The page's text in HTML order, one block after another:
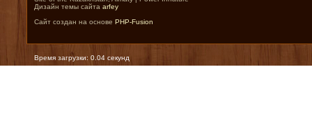
Дизайн темы сайта arfey
Сайт создан на основе PHP-Fusion
Время загрузки: 0.04 секунд